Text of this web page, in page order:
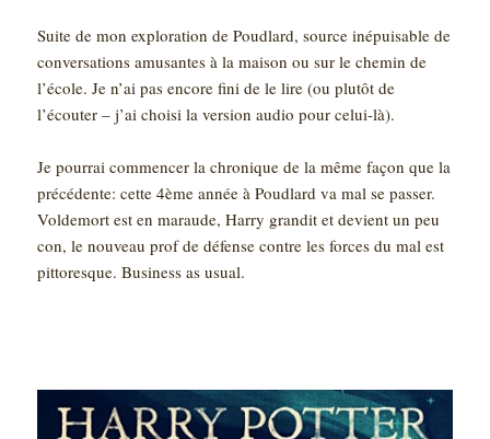
Suite de mon exploration de Poudlard, source inépuisable de
conversations amusantes à la maison ou sur le chemin de
l’école. Je n’ai pas encore fini de le lire (ou plutôt de
l’écouter – j’ai choisi la version audio pour celui-là).
Je pourrai commencer la chronique de la même façon que la
précédente: cette 4ème année à Poudlard va mal se passer.
Voldemort est en maraude, Harry grandit et devient un peu
con, le nouveau prof de défense contre les forces du mal est
pittoresque. Business as usual.